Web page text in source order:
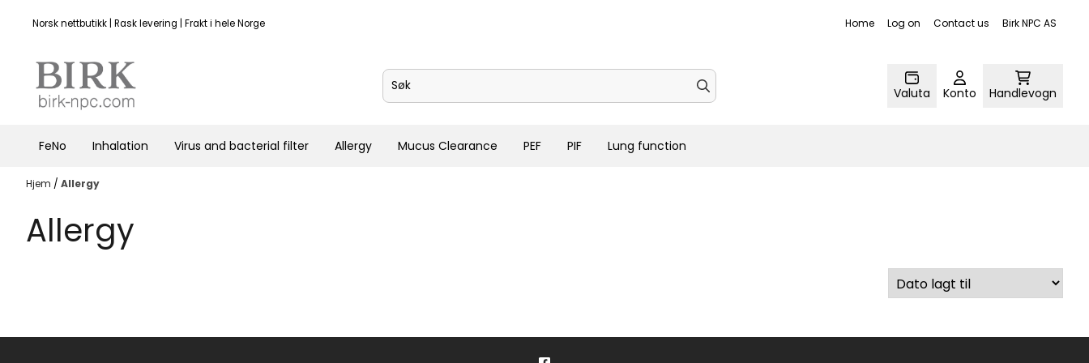
Hopp til innhold
Norsk nettbutikk | Rask levering | Frakt i hele Norge Home Log on Contact us Birk NPC AS
Valuta Konto Handlevogn
FeNo Inhalation Virus and bacterial filter Allergy Mucus Clearance PEF PIF Lung function
Hjem / Allergy
Allergy